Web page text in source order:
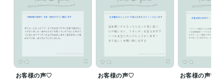
◍┈土曜・日曜・祝日
経験職種
クリエイター / 写真家・カメラマン
ライフスタイル・その他 / 占い師 経験年数 : 12年
ライフスタイル・その他 / カウンセラー・コーチ 経験年数 : 2年
お客様の声♡ お客様の声♡ お客様の声♡